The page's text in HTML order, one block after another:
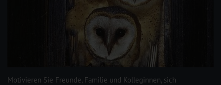
Motivieren Sie Freunde, Familie und Kolleginnen, sich